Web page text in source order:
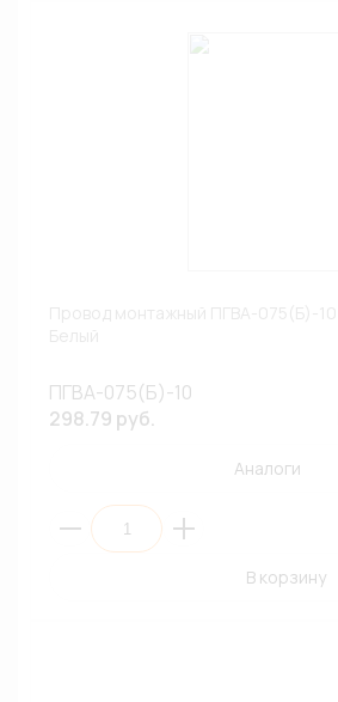
ПГВА-075(Б)-10
298.79 руб.
Аналоги
В корзину